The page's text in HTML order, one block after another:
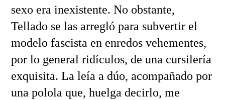
sexo era inexistente. No obstante,
Tellado se las arregló para subvertir el
modelo fascista en enredos vehementes,
por lo general ridículos, de una cursilería
exquisita. La leía a dúo, acompañado por
una polola que, huelga decirlo, me